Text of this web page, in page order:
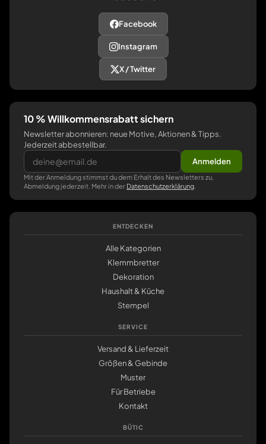
Facebook
Instagram
X / Twitter
10 % Willkommensrabatt sichern
Newsletter abonnieren: neue Motive, Aktionen & Tipps.
Jederzeit abbestellbar.
Anmelden
Mit der Anmeldung stimmst du dem Erhalt des Newsletters zu,
Abmeldung jederzeit. Mehr in der Datenschutzerklärung
ENTDECKEN
Alle Kategorien
Klemmbretter
Dekoration
Haushalt & Küche
Stempel
SERVICE
Versand & Lieferzeit
Größen & Gebinde
Muster
Für Betriebe
Kontakt
BÜTIC